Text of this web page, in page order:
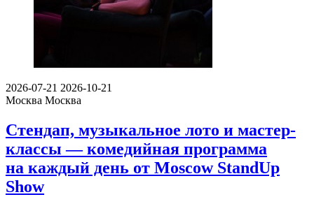
2026-07-21 2026-10-21
Москва Москва
Стендап, музыкальное лото и мастер-
классы — комедийная программа
на каждый день от Moscow StandUp
Show